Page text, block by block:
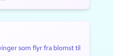
som flyr fra blomst til